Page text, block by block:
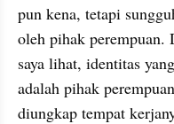
pun kena, tetapi
oleh pihak perempuan.
saya lihat, identitas
adalah pihak
diungkap tempat